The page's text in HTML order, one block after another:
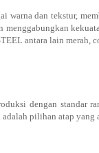
warna dan tekstur,
antara lain merah,
dengan standar
pilihan atap